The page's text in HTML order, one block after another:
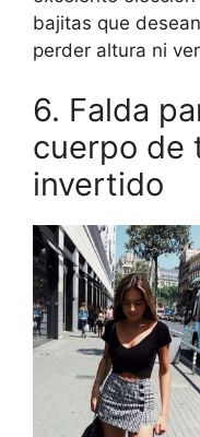
bajitas que
perder altura ni
6. Falda
cuerpo de
invertido